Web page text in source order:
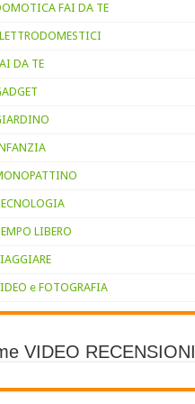
FAI DA TE
DA TE
LIBERO
e FOTOGRAFIA
VIDEO RECENSIONI